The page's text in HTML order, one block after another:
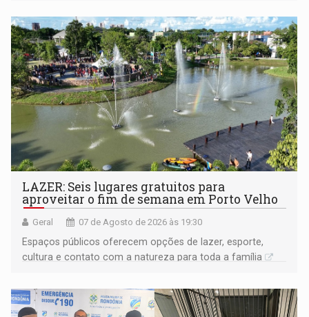
LAZER: Seis lugares gratuitos para
aproveitar o fim de semana em Porto Velho
Geral 07 de Agosto de 2026 às 19:30
Espaços públicos oferecem opções de lazer, esporte,
cultura e contato com a natureza para toda a família